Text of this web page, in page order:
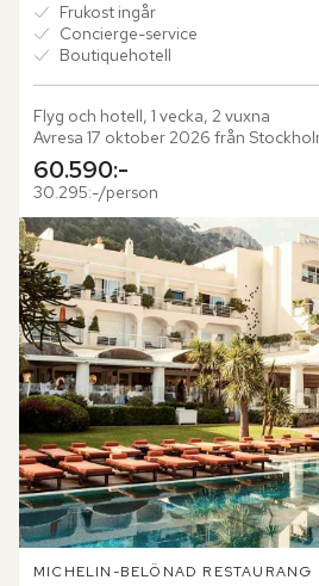
Frukost ingår
Concierge-service
Boutiquehotell
Flyg och hotell, 1 vecka, 2 vuxna
Avresa 17 oktober 2026 från
60.590:-
30.295:-/person
MICHELIN-BELÖNAD RESTAURANG